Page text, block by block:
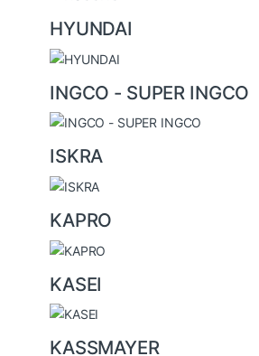
HYUNDAI
INGCO - SUPER INGCO
ISKRA
KAPRO
KASEI
KASSMAYER